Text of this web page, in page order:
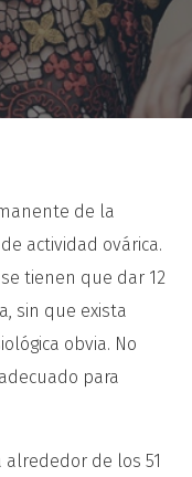
de la
actividad ovárica.
tienen que dar 12
sin que exista
obvia. No
para
alrededor de los 51